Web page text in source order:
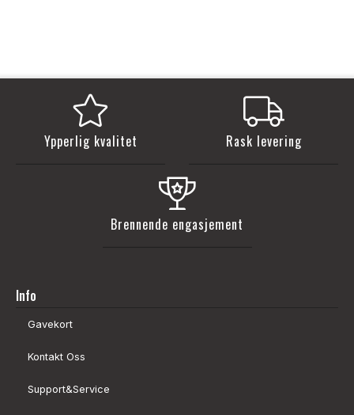
Ypperlig kvalitet Rask levering
Brennende engasjement
Info
Gavekort
Kontakt Oss
Support&Service